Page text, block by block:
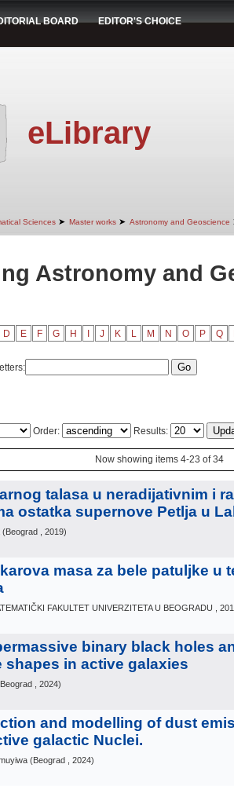
BOARD EDITOR'S CHOICE
eLibrary
Sciences ➤ Master works ➤ Astronomy and Geoscience
Astronomy and
D E F G H J K L M N O P Q
Order: Results:
Now showing items 4-23 of 34
talasa u neradijativnim i
ostatka supernove Petlja u
(Beograd , 2019)
masa za bele patuljke u
FAKULTET UNIVERZITETA U BEOGRADU ,
binary black holes
shapes in active galaxies
Beograd , 2024)
and modelling of dust
galactic Nuclei.
(Beograd , 2024)